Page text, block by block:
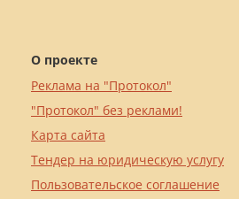
О проекте
Реклама на "Протокол"
"Протокол" без реклами!
Карта сайта
Тендер на юридическую услугу
Пользовательское соглашение